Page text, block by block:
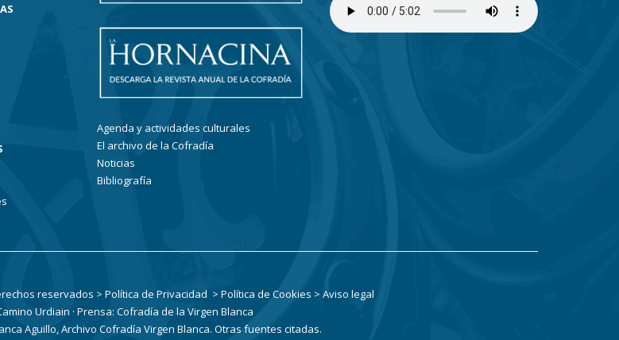
Agenda y actividades culturales
El archivo de la Cofradía
Noticias
Bibliografía
reservados > Política de Privacidad > Política de Cookies > Aviso legal
Urdiain · Prensa: Cofradía de la Virgen Blanca
Aguillo, Archivo Cofradía Virgen Blanca. Otras fuentes citadas.